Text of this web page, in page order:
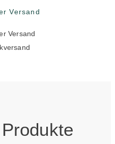
Versand
Versand